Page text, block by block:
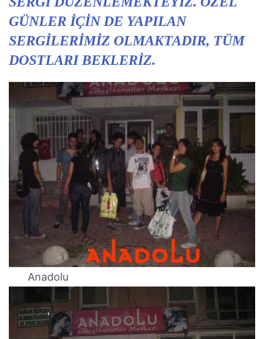
GÜNLER IÇIN DE YAPILAN
SERGILERIMIZ OLMAKTADIR, TÜM
DOSTLARI BEKLERIZ.
Anadolu